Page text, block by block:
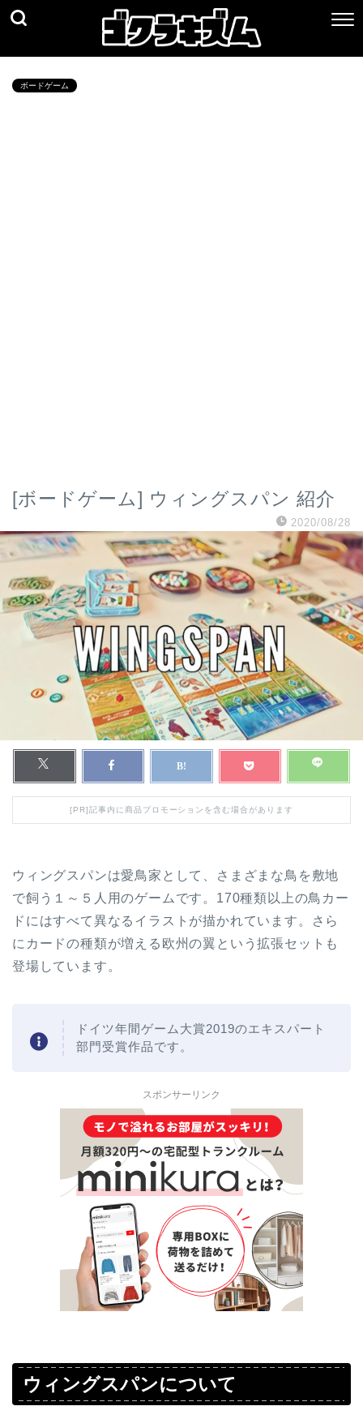
ボードゲーム
[ボードゲーム] ウィングスパン 紹介
2020/08/28
[PR]記事内に商品プロモーションを含む場合があります
ウィングスパンは愛鳥家として、さまざまな鳥を敷地
で飼う１～５人用のゲームです。170種類以上の鳥カー
ドにはすべて異なるイラストが描かれています。さら
にカードの種類が増える欧州の翼という拡張セットも
登場しています。
ドイツ年間ゲーム大賞2019のエキスパート
部門受賞作品です。
スポンサーリンク
ウィングスパンについて